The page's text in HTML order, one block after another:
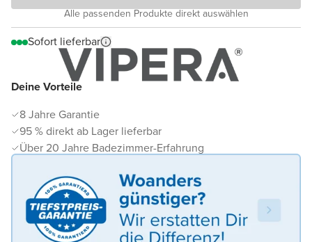
Deine Vorteile
8 Jahre Garantie
95 % direkt ab Lager lieferbar
Über 20 Jahre Badezimmer-Erfahrung
Alle passenden Produkte direkt auswählen
Sofort lieferbar